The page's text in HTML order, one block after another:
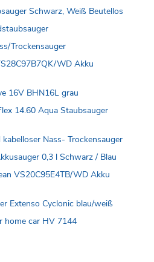
Schwarz, Weiß Beutellos
Trockensauger
WD Akku
16V BHN16L grau
14.60 Aqua Staubsauger
Nass- Trockensauger
0,3 l Schwarz / Blau
VS20C95E4TB/WD Akku
Extenso Cyclonic blau/weiß
home car HV 7144